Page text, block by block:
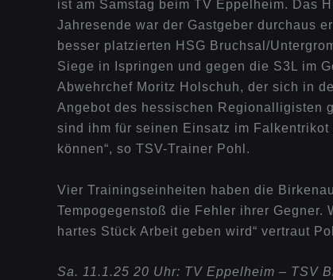
ist am Samstag beim TV Eppelheim. Das
Jahresende war der Gastgeber durchaus
besser platzierten HSG Bruchsal/
Siege in Ispringen und gegen die S3L im
Abwehrchef Moritz Holschuh, der sich in
Angebot des hessischen Regionalligisten
sind ihm für seinen Einsatz im
können“, so TSV-Trainer Pohl.
Vier Trainingseinheiten haben die
Tempogegenstoß die Fehler ihrer
hartes Stück Arbeit geben wird“ vertraut
Sa. 11.1.25 20 Uhr: TV Eppelheim – TSV